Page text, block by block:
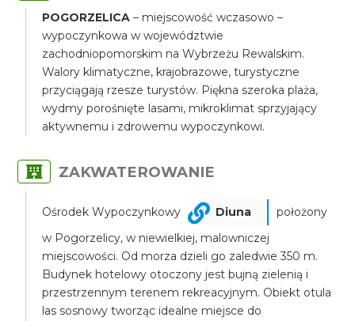
POGORZELICA – miejscowość wczasowo –
wypoczynkowa w województwie
zachodniopomorskim na Wybrzeżu Rewalskim.
Walory klimatyczne, krajobrazowe, turystyczne
przyciągają rzesze turystów. Piękna szeroka plaża,
wydmy porośnięte lasami, mikroklimat sprzyjający
aktywnemu i zdrowemu wypoczynkowi.
ZAKWATEROWANIE
Ośrodek Wypoczynkowy Diuna
położony
w Pogorzelicy, w niewielkiej, malowniczej
miejscowości. Od morza dzieli go zaledwie 350 m.
Budynek hotelowy otoczony jest bujną zielenią i
przestrzennym terenem rekreacyjnym. Obiekt otula
las sosnowy tworząc idealne miejsce do